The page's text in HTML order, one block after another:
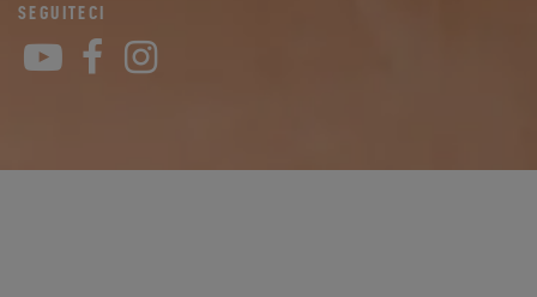
SEGUITECI
YouTube
Facebook
Instagram